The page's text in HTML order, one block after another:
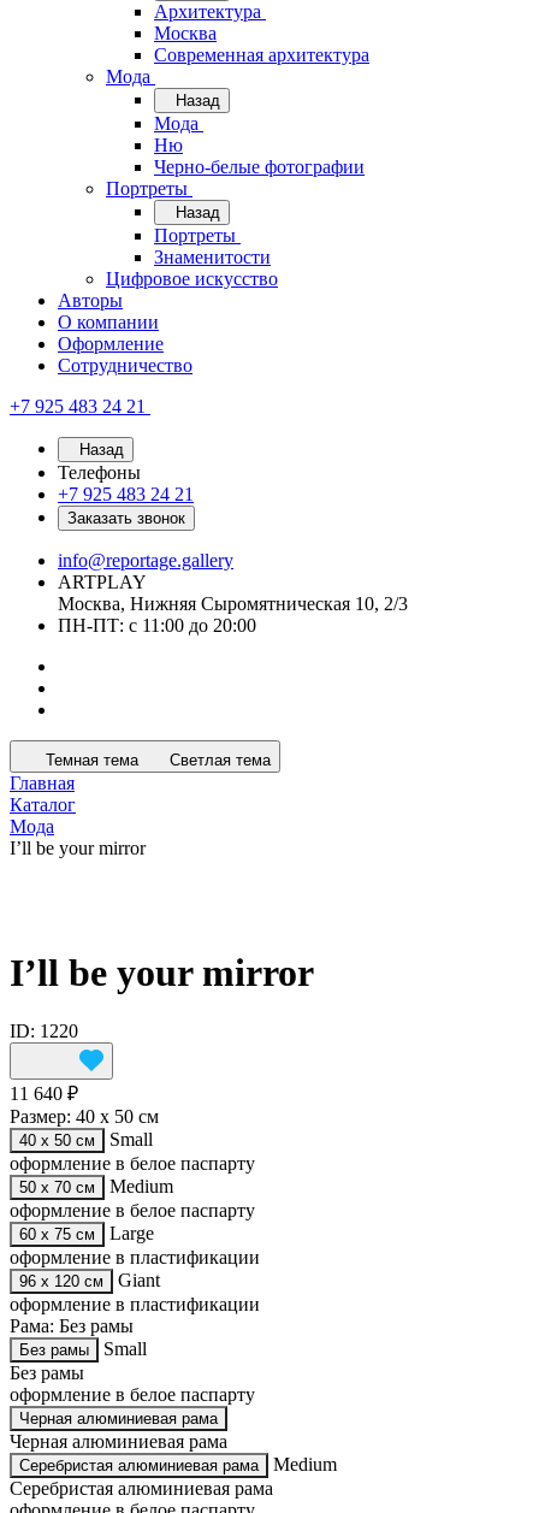
Архитектура
Москва
Современная архитектура
Мода
Назад
Мода
Ню
Черно-белые фотографии
Портреты
Назад
Портреты
Знаменитости
Цифровое искусство
Авторы
О компании
Оформление
Сотрудничество
+7 925 483 24 21
Назад
Телефоны
+7 925 483 24 21
Заказать звонок
info@reportage.gallery
ARTPLAY
Москва, Нижняя Сыромятническая 10, 2/3
ПН-ПТ: с 11:00 до 20:00
Темная тема Светлая тема
Главная
Каталог
Мода
I’ll be your mirror
I’ll be your mirror
ID: 1220
11 640 ₽
Размер: 40 х 50 см
40 х 50 см
Small
оформление в белое паспарту
50 х 70 см
Medium
оформление в белое паспарту
60 х 75 см
Large
оформление в пластификации
96 х 120 см
Giant
оформление в пластификации
Рама: Без рамы
Без рамы
Small
Без рамы
оформление в белое паспарту
Черная алюминиевая рама
Черная алюминиевая рама
Серебристая алюминиевая рама
Medium
Серебристая алюминиевая рама